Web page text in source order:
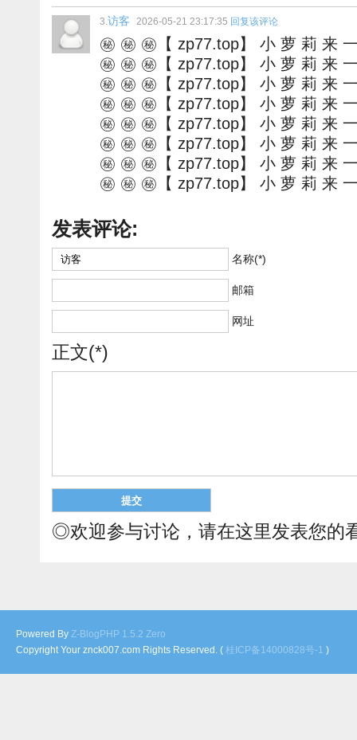
3.访客 2026-05-21 23:17:35 回复该评论
㊙️ ㊙️ ㊙️【 zp77.top】 小 萝 莉 来
㊙️ ㊙️ ㊙️【 zp77.top】 小 萝 莉 来
㊙️ ㊙️ ㊙️【 zp77.top】 小 萝 莉 来
㊙️ ㊙️ ㊙️【 zp77.top】 小 萝 莉 来
㊙️ ㊙️ ㊙️【 zp77.top】 小 萝 莉 来
㊙️ ㊙️ ㊙️【 zp77.top】 小 萝 莉 来
㊙️ ㊙️ ㊙️【 zp77.top】 小 萝 莉 来
㊙️ ㊙️ ㊙️【 zp77.top】 小 萝 莉 来
发表评论:
名称(*)
邮箱
网址
正文(*)
◎欢迎参与讨论，请在这里发表您的
Powered By Z-BlogPHP 1.5.2 Zero
Copyright Your znck007.com Rights Reserved. ( 桂ICP备14000828号-1 )